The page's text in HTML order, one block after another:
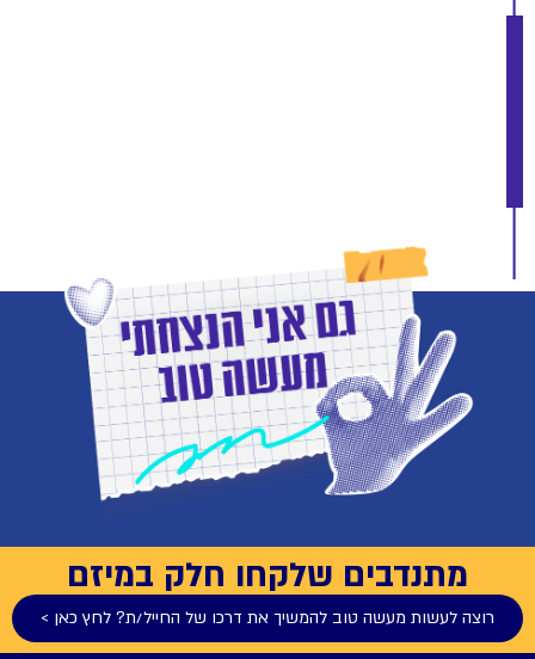
מתנדבים שלקחו חלק במיזם
רוצה לעשות מעשה טוב להמשיך את דרכו של החייל/ת? לחץ כאן >